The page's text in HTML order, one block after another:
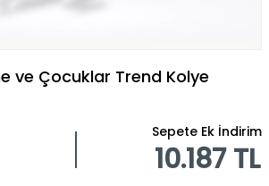
ve Çocuklar Trend Kolye
Sepete Ek İndirim
10.187 TL